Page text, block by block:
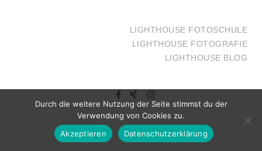
LIGHTHOUSE FOTOSCHULE
LIGHTHOUSE FOTOGRAFIE
LIGHTHOUSE BLOG
Durch die weitere Nutzung der Seite stimmst du der
Verwendung von Cookies zu.
Akzeptieren
Datenschutzerklärung